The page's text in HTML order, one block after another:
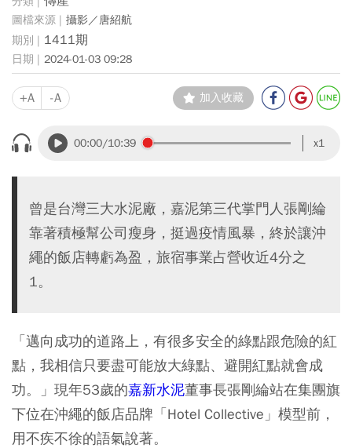
攝影／唐紹航
1411期
2024-01-03 09:28
+A -A 加入收藏
00:00/10:39 x1
曾是台灣三大水泥廠，嘉泥第三代掌門人張剛綸
靠著積極幫公司瘦身，挺過疫情風暴，終於讓沖
繩的飯店轉虧為盈，旅宿事業占營收近4分之
1。
「邁向成功的道路上，有很多安全的綠點跟危險的紅
點，我相信只要盡可能放大綠點、避開紅點就會成
功。」現年53歲的嘉新水泥董事長張剛綸站在集團旗
下位在沖繩的飯店品牌「Hotel Collective」模型前，
用不疾不徐的語氣說著。